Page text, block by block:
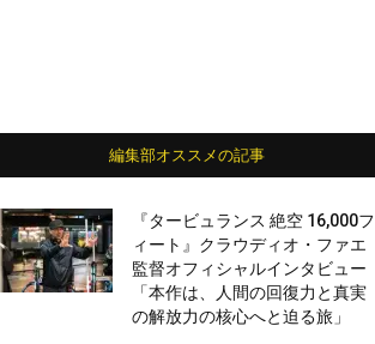
編集部オススメの記事
『タービュランス 絶空 16,000フ
ィート』クラウディオ・ファエ
監督オフィシャルインタビュー
「本作は、人間の回復力と真実
の解放力の核心へと迫る旅」